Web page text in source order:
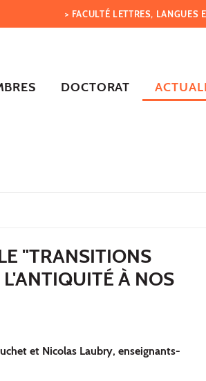
> FACULTÉ LETTRES, LANGUES
DOCTORAT
"TRANSITIONS
À NOS
et Nicolas Laubry, enseignants-